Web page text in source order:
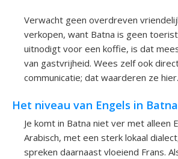
Verwacht geen overdreven
verkopen, want Batna is geen
uitnodigt voor een koffie, is dat
van gastvrijheid. Wees zelf ook
communicatie; dat waarderen ze hier.
Het niveau van Engels in Batna
Je komt in Batna niet ver met alleen
Arabisch, met een sterk lokaal
spreken daarnaast vloeiend Frans.